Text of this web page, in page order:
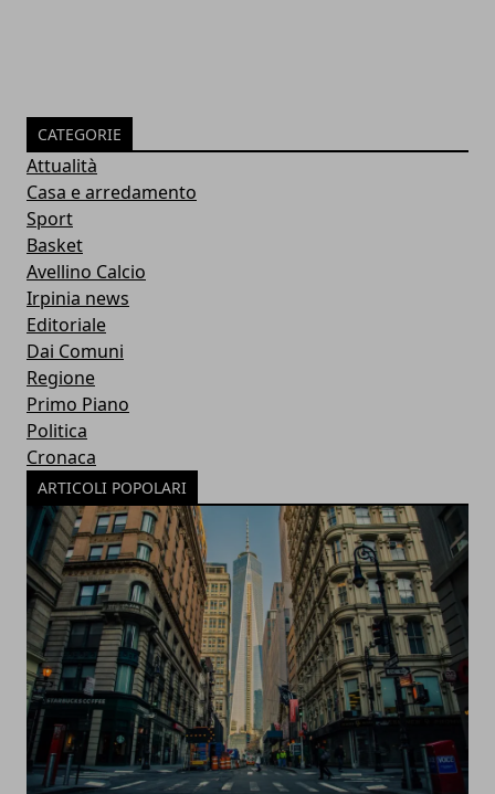
CATEGORIE
Attualità
Casa e arredamento
Sport
Basket
Avellino Calcio
Irpinia news
Editoriale
Dai Comuni
Regione
Primo Piano
Politica
Cronaca
ARTICOLI POPOLARI